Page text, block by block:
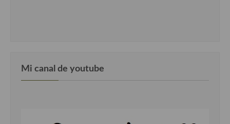
Mi canal de youtube